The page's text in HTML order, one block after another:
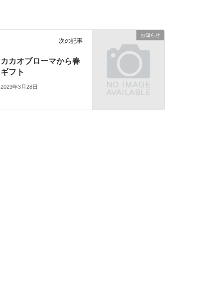
お知らせ
次の記事
カカオブローマから春
ギフト
2023年3月28日